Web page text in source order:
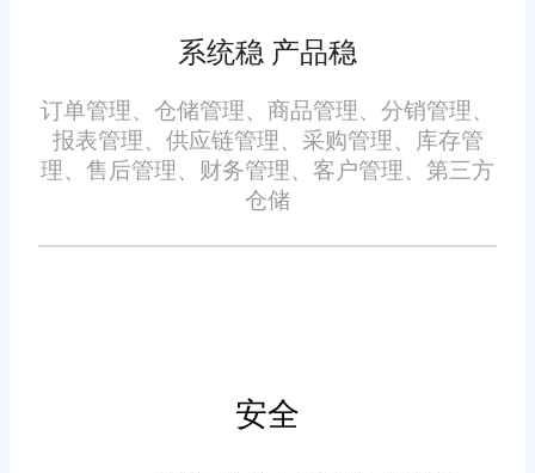
系统集成了物流跟踪功能，
能够实时更新物流信息，提供准
确的物流动态。企业可以通过系
统实时了解商品的物流情况，及
时处理异常情况，确保商品能够
准时送达客户手中。
富的数据分析工具，帮助企业深
系统稳 产品稳
订单管理、仓储管理、商品管理、分销管理、
报表管理、供应链管理、采购管理、库存管
理、售后管理、财务管理、客户管理、第三方
仓储
安全